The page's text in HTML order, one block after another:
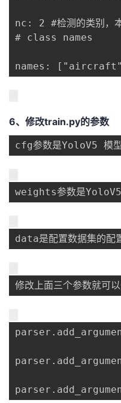
nc: 2 #检测的类别，
# class names
names: ["aircraft",
6、修改train.py的参数
cfg参数是YoloV5 模型
weights参数是
data是配置数据集的
修改上面三个参数就可